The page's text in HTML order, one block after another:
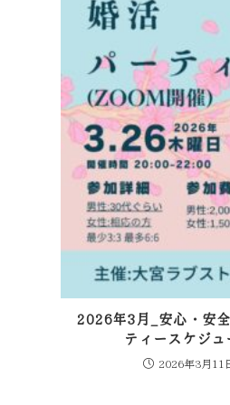
2026年3月_安心・安
ティースケジュ
2026年3月11